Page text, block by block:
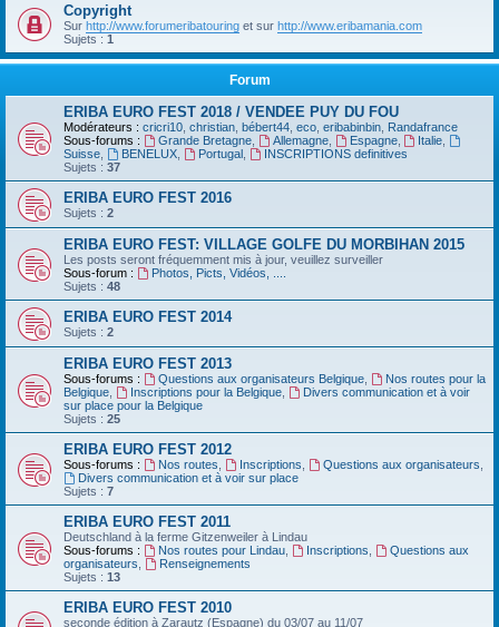
Copyright
Sur http://www.forumeribatouring et sur http://www.eribamania.com
Sujets : 1
Forum
ERIBA EURO FEST 2018 / VENDEE PUY DU FOU
Modérateurs : cricri10 christian bébert44 eco eribabinbin Randafrance
Sous-forums :
Grande Bretagne, Allemagne, Espagne, Italie
Suisse
BENELUX, Portugal,
INSCRIPTIONS definitives
Sujets : 37
ERIBA EURO FEST 2016
Sujets : 2
ERIBA EURO FEST: VILLAGE GOLFE DU MORBIHAN 2015
Les posts seront fréquemment mis à jour, veuillez surveiller
Sous-forum :
Photos, Picts, Vidéos, ....
Sujets : 48
ERIBA EURO FEST 2014
Sujets : 2
ERIBA EURO FEST 2013
Sous-forums : Questions aux organisateurs Belgique,
Nos routes pour la
Belgique
Inscriptions pour la Belgique,
Divers communication et à voir
sur place pour la Belgique
Sujets : 25
ERIBA EURO FEST 2012
Sous-forums : Nos routes Inscriptions Questions aux organisateurs
Divers communication et à voir sur place
Sujets : 7
ERIBA EURO FEST 2011
Deutschland‏ à la ferme Gitzenweiler à Lindau
Sous-forums :
Nos routes pour Lindau, Inscriptions
Questions aux
organisateurs
Renseignements
Sujets : 13
ERIBA EURO FEST 2010
seconde édition à Zarautz (Espagne) du 03/07 au 11/07